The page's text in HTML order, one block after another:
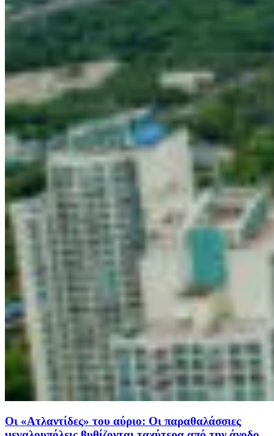
Οι «Ατλαντίδες» του αύριο: Οι παραθαλάσσιες